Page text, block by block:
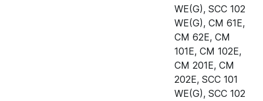
24.00.147
24.00.147
24.00.147
WE(G), SCC 102
WE(G), CM 61E,
CM 62E, CM
101E, CM 102E,
CM 201E, CM
202E, SCC 101
WE(G), SCC 102